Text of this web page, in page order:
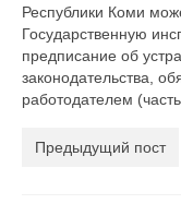
Республики Коми
Государственную
предписание об
законодательства,
работодателем
Предыдущий пост